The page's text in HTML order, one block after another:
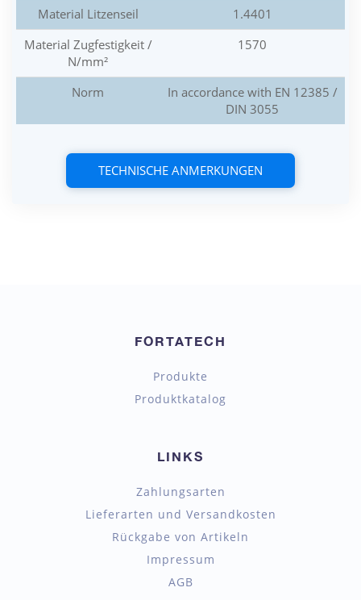
Material Litzenseil
1.4401
Material Zugfestigkeit /
N/mm²
1570
Norm
In accordance with EN 12385 /
DIN 3055
TECHNISCHE ANMERKUNGEN
FORTATECH
Produkte
Produktkatalog
LINKS
Zahlungsarten
Lieferarten und Versandkosten
Rückgabe von Artikeln
Impressum
AGB